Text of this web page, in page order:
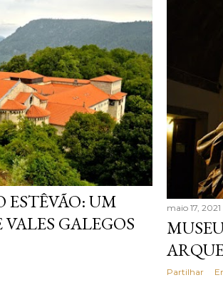
ESTÊVÃO: UM
GALEGOS
maio 17, 2021
Partilhar